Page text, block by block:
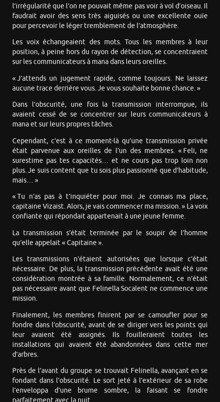
l’irrégularité que l’on ne pouvait même pas voir à vol d’oiseau. Il
faudrait avoir des sens très aiguisés ou une excellente ouïe
pour percevoir le léger tremblement de l’atmosphère.
Les voix échangeaient des mots. Tous les membres à leur
position, à peine hors du rayon de détection, se concentraient
sur les communicateurs à mana dans leurs oreilles.
« J’attends un jugement rapide, comme toujours. Ne laissez
aucune trace derrière vous. Je vous souhaite bonne chance. »
Dans l’obscurité, une fois la transmission interrompue, ils
avaient cessé de se concentrer sur leurs communicateurs à
mana et sur leurs propres tâches.
Cependant, c’est à ce moment-là qu’une transmission privée
était parvenue aux oreilles de l’un des membres. « Feli, ne
surestime pas tes capacités… et ne cours pas trop loin non
plus. Je suis content que tu sois plus passionné que d’habitude,
mais… »
« Tu n’as pas à t’inquiéter pour moi. Je connais ma place,
capitaine Vizaist. Alors, je vais commencer ma mission. » La voix
confiante qui répondait appartenait à une jeune femme.
La transmission s’était terminée par le soupir de l’homme
qu’elle appelait « Capitaine ».
Les transmissions n’étaient autorisées que lorsque c’était
nécessaire. De plus, la transmission précédente avait été une
considération montrée à sa famille. Normalement, ce n’était
pas nécessaire avant que Felinella Socalent ne commence une
mission.
Finalement, les membres finirent par se camoufler pour se
fondre dans l’obscurité, avant de se diriger vers les points qui
leur avaient été assignés. Ils fouilleraient toutes les
installations qui avaient été abandonnées dans cette mer
d’arbres.
Près de l’avant du groupe se trouvait Felinella, avançant en se
fondant dans l’obscurité. Le sort jeté à l’extérieur de sa robe
l’enveloppa d’une brume sombre, la faisant se fondre